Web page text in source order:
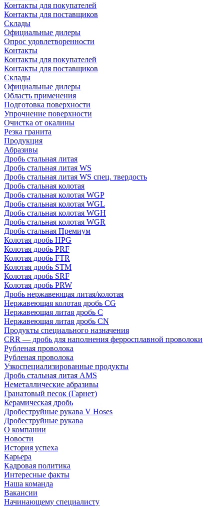
Контакты для покупателей
Контакты для поставщиков
Склады
Официальные дилеры
Опрос удовлетворенности
Контакты
Контакты для покупателей
Контакты для поставщиков
Склады
Официальные дилеры
Область применения
Подготовка поверхности
Упрочнение поверхности
Очистка от окалины
Резка гранита
Продукция
Абразивы
Дробь стальная литая
Дробь стальная литая WS
Дробь стальная литая WS спец. твердость
Дробь стальная колотая
Дробь стальная колотая WGP
Дробь стальная колотая WGL
Дробь стальная колотая WGH
Дробь стальная колотая WGR
Дробь стальная Премиум
Колотая дробь HPG
Колотая дробь PRF
Колотая дробь FTR
Колотая дробь STM
Колотая дробь SRF
Колотая дробь PRW
Дробь нержавеющая литая/колотая
Нержавеющая колотая дробь CG
Нержавеющая литая дробь C
Нержавеющая литая дробь CN
Продукты специального назначения
CRR — дробь для наполнения ферросплавной проволоки
Рубленая проволока
Рубленая проволока
Узкоспециализированные продукты
Дробь стальная литая AMS
Неметаллические абразивы
Гранатовый песок (Гарнет)
Керамическая дробь
Дробеструйные рукава V Hoses
Дробеструйные рукава
О компании
Новости
История успеха
Карьера
Кадровая политика
Интересные факты
Наша команда
Вакансии
Начинающему специалисту